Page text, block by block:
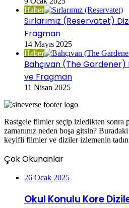
Haber
Sırlarımız (Reservatet)
Fragman
14 Mayıs 2025
Haber
Bahçıvan (The Gardener)
ve Fragman
11 Nisan 2025
Rastgele filmler seçip izledikten sonra
zamanınız neden boşa gitsin?
keyifli filmler ve diziler izlemenin
Çok Okunanlar
26 Ocak 2025
Okul Konulu Kore